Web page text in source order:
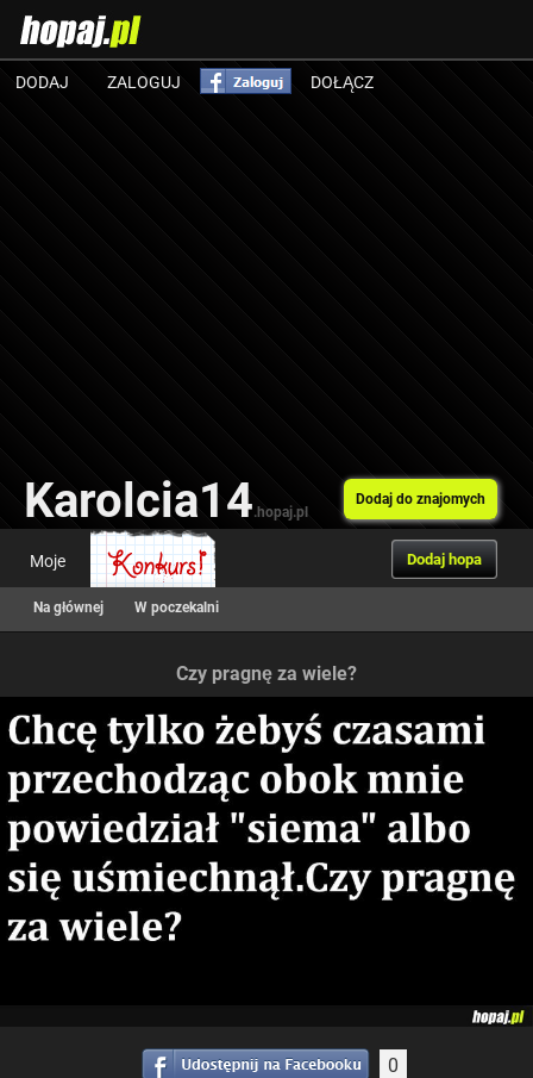
DODAJ ZALOGUJ DOŁĄCZ
Karolcia14.hopaj.pl
Dodaj do znajomych
Moje Dodaj hopa
Na głównej W poczekalni
Czy pragnę za wiele?
0